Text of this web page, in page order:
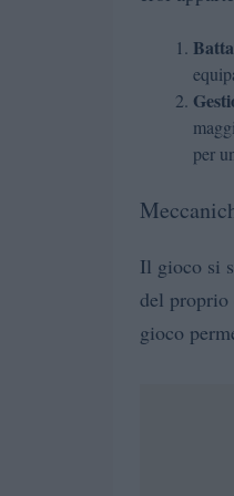
per
Il gioco si
del proprio
gioco